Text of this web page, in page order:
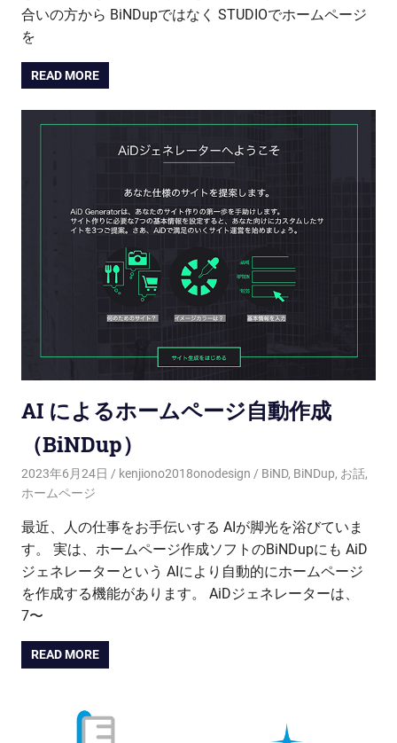
合いの方から BiNDupではなく STUDIOでホームページ
を
READ MORE
AI によるホームページ自動作成
（BiNDup）
2023年6月24日 kenjiono2018onodesign BiND, BiNDup, お話,
ホームページ
最近、人の仕事をお手伝いする AIが脚光を浴びていま
す。 実は、ホームページ作成ソフトのBiNDupにも AiD
ジェネレーターという AIにより自動的にホームページ
を作成する機能があります。 AiDジェネレーターは、
7〜
READ MORE